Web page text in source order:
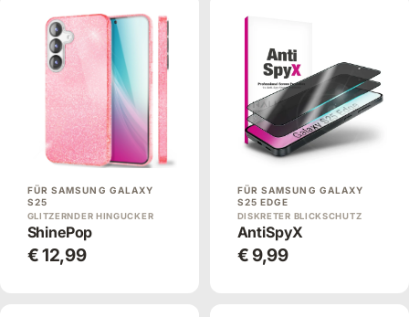
FÜR SAMSUNG GALAXY
S25
GLITZERNDER HINGUCKER
ShinePop
€ 12,99
FÜR SAMSUNG GALAXY
S25 EDGE
DISKRETER BLICKSCHUTZ
AntiSpyX
€ 9,99